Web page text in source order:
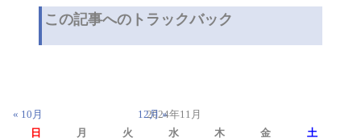
この記事へのトラックバック
2024年11月
日
月 火 水 木 金
土
« 10月 12月 »